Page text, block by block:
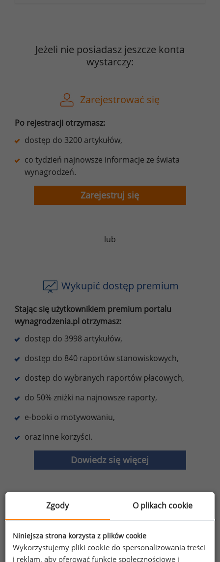
Jeżeli nie posiadasz jeszcze konta
wystarczy:
Zarejestrować się
Po rejestracji otrzymasz:
dostęp do 3200 artykułów,
co tydzień najnowsze informacje ze świata
wynagrodzeń.
Zarejestruj się
lub
Wykupić dostęp premium
Stając się użytkownikiem premium portalu
wynagrodzenia.pl otrzymasz:
dostęp do 3998 artykułów,
dostęp do 840 raportów stanowiskowych,
dostęp do wybranych raportów płacowych,
do 50% zniżki na najnowsze raporty,
e-booki o motywowaniu,
oraz inne korzyści.
Dowiedz się więcej
Wybierz opcję dostosowana do Twoich
potrzeb!Przetestuj strefę premium.
Chcesz na bieżąco śledzić najnowsze informacje o
Zgody O plikach cookie
Niniejsza strona korzysta z plików cookie
Wykorzystujemy pliki cookie do spersonalizowania treści
i reklam, aby oferować funkcje społecznościowe i